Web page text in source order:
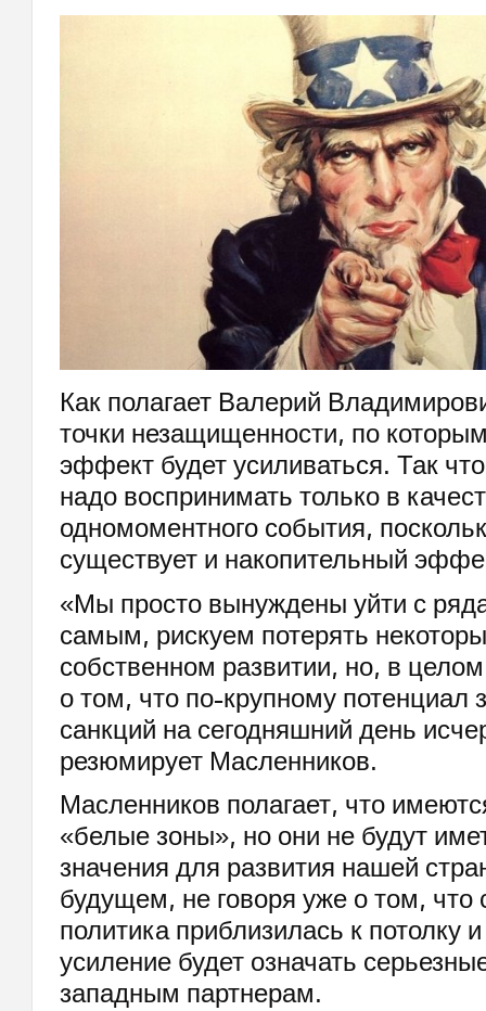
Как полагает Валерий
точки незащищенности, по
эффект будет усиливаться. Так
надо воспринимать только в
одномоментного события,
существует и накопительный
«Мы просто вынуждены уйти с
самым, рискуем потерять
собственном развитии, но, в
о том, что по-крупному потенциал
санкций на сегодняшний день
резюмирует Масленников.
Масленников полагает, что
«белые зоны», но они не будут
значения для развития нашей
будущем, не говоря уже о том, что
политика приблизилась к потолку
усиление будет означать
западным партнерам.